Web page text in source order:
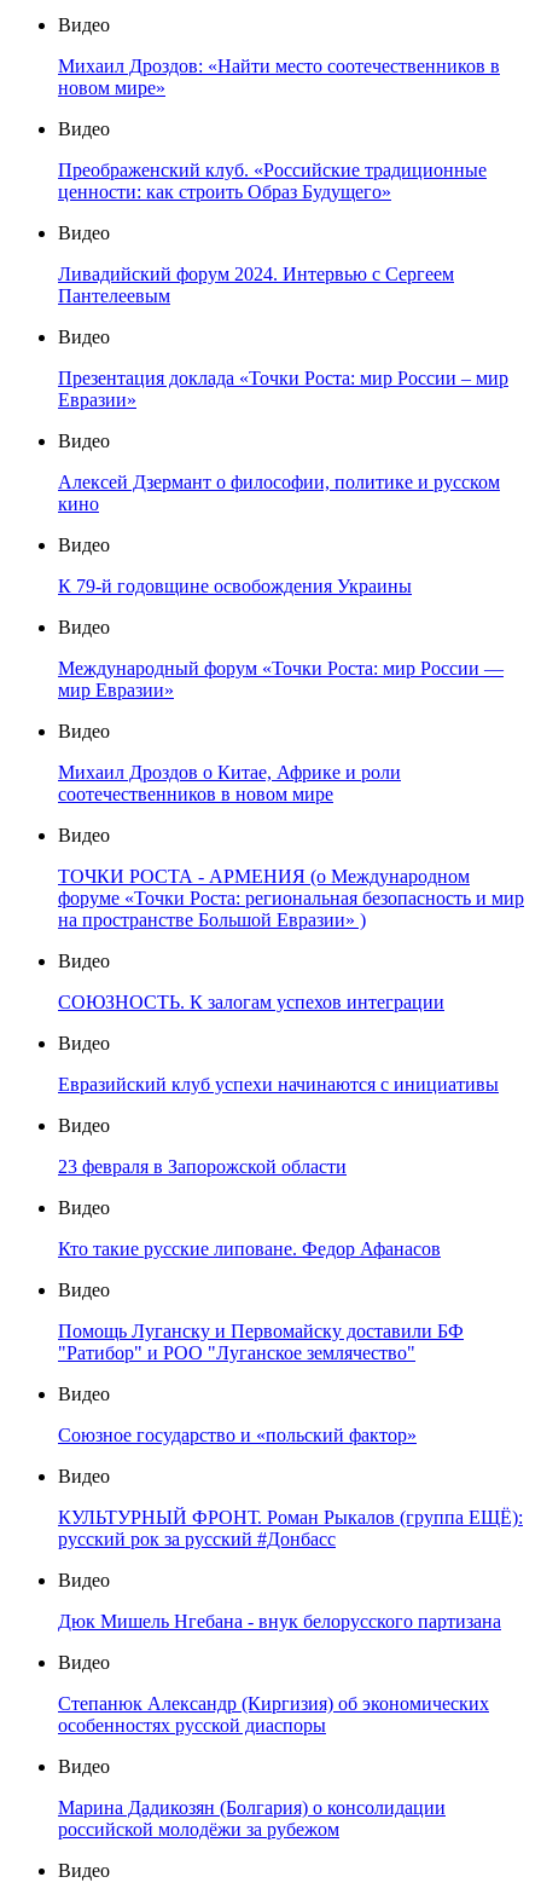
Видео
Михаил Дроздов: «Найти место соотечественников в
новом мире»
Видео
Преображенский клуб. «Российские традиционные
ценности: как строить Образ Будущего»
Видео
Ливадийский форум 2024. Интервью с Сергеем
Пантелеевым
Видео
Презентация доклада «Точки Роста: мир России – мир
Евразии»
Видео
Алексей Дзермант о философии, политике и русском
кино
Видео
К 79-й годовщине освобождения Украины
Видео
Международный форум «Точки Роста: мир России —
мир Евразии»
Видео
Михаил Дроздов о Китае, Африке и роли
соотечественников в новом мире
Видео
ТОЧКИ РОСТА - АРМЕНИЯ (о Международном
форуме «Точки Роста: региональная безопасность и мир
на пространстве Большой Евразии» )
Видео
СОЮЗНОСТЬ. К залогам успехов интеграции
Видео
Евразийский клуб успехи начинаются с инициативы
Видео
23 февраля в Запорожской области
Видео
Кто такие русские липоване. Федор Афанасов
Видео
Помощь Луганску и Первомайску доставили БФ
"Ратибор" и РОО "Луганское землячество"
Видео
Союзное государство и «польский фактор»
Видео
КУЛЬТУРНЫЙ ФРОНТ. Роман Рыкалов (группа ЕЩЁ):
русский рок за русский #Донбасс
Видео
Дюк Мишель Нгебана - внук белорусского партизана
Видео
Степанюк Александр (Киргизия) об экономических
особенностях русской диаспоры
Видео
Марина Дадикозян (Болгария) о консолидации
российской молодёжи за рубежом
Видео